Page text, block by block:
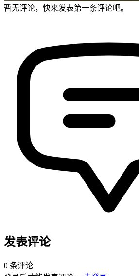
暂无评论，快来发表第一条评论吧。
发表评论
0 条评论